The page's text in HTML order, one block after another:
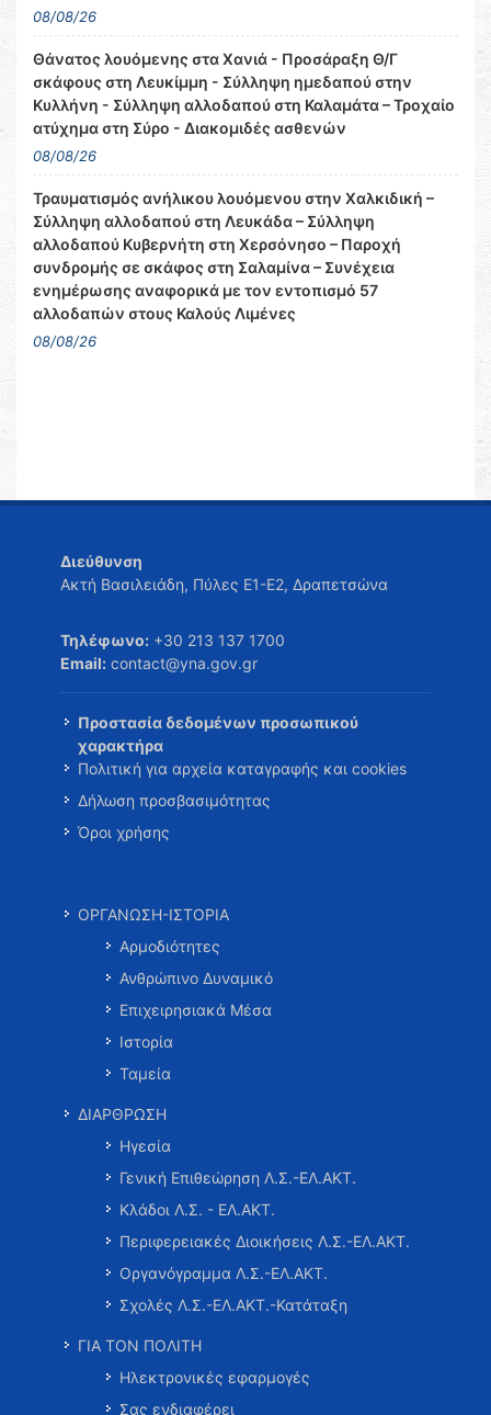
08/08/26
Θάνατος λουόμενης στα Χανιά - Προσάραξη Θ/Γ
σκάφους στη Λευκίμμη - Σύλληψη ημεδαπού στην
Κυλλήνη - Σύλληψη αλλοδαπού στη Καλαμάτα – Τροχαίο
ατύχημα στη Σύρο - Διακομιδές ασθενών
08/08/26
Τραυματισμός ανήλικου λουόμενου στην Χαλκιδική –
Σύλληψη αλλοδαπού στη Λευκάδα – Σύλληψη
αλλοδαπού Κυβερνήτη στη Χερσόνησο – Παροχή
συνδρομής σε σκάφος στη Σαλαμίνα – Συνέχεια
ενημέρωσης αναφορικά με τον εντοπισμό 57
αλλοδαπών στους Καλούς Λιμένες
08/08/26
Διεύθυνση
Ακτή Βασιλειάδη, Πύλες Ε1-Ε2, Δραπετσώνα
Τηλέφωνο: +30 213 137 1700
Email: contact@yna.gov.gr
Προστασία δεδομένων προσωπικού
χαρακτήρα
Πολιτική για αρχεία καταγραφής και cookies
Δήλωση προσβασιμότητας
Όροι χρήσης
ΟΡΓΑΝΩΣΗ-ΙΣΤΟΡΙΑ
Αρμοδιότητες
Ανθρώπινο Δυναμικό
Επιχειρησιακά Μέσα
Ιστορία
Ταμεία
ΔΙΑΡΘΡΩΣΗ
Ηγεσία
Γενική Επιθεώρηση Λ.Σ.-ΕΛ.ΑΚΤ.
Κλάδοι Λ.Σ. - ΕΛ.ΑΚΤ.
Περιφερειακές Διοικήσεις Λ.Σ.-ΕΛ.ΑΚΤ.
Οργανόγραμμα Λ.Σ.-ΕΛ.ΑΚΤ.
Σχολές Λ.Σ.-ΕΛ.ΑΚΤ.-Κατάταξη
ΓΙΑ ΤΟΝ ΠΟΛΙΤΗ
Ηλεκτρονικές εφαρμογές
Σας ενδιαφέρει